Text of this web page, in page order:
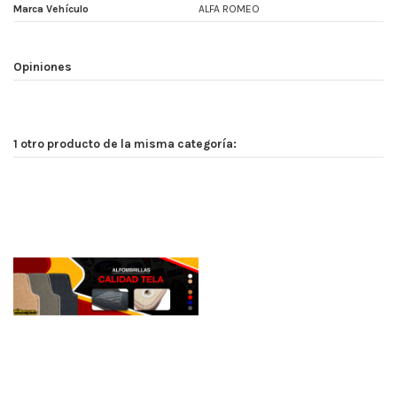
Marca Vehículo ALFA ROMEO
Opiniones
1 otro producto de la misma categoría: